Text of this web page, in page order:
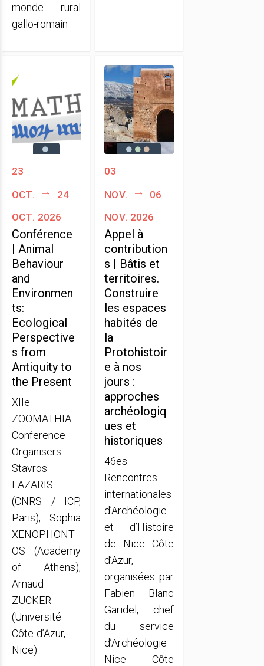
monde rural
gallo-romain
23
oct.
24
oct. 2026
Conférence
| Animal
Behaviour
and
Environmen
ts:
Ecological
Perspective
s from
Antiquity to
the Present
XIIe
ZOOMATHIA
Conference –
Organisers:
Stavros
LAZARIS
(CNRS / ICP,
Paris), Sophia
XENOPHONT
OS (Academy
of Athens),
Arnaud
ZUCKER
(Université
Côte-d’Azur,
Nice)
03
nov.
06
nov. 2026
Appel à
contribution
s | Bâtis et
territoires.
Construire
les espaces
habités de
la
Protohistoir
e à nos
jours :
approches
archéologiq
ues et
historiques
46es
Rencontres
internationales
d’Archéologie
et d’Histoire
de Nice Côte
d’Azur,
organisées par
Fabien Blanc
Garidel, chef
du service
d’Archéologie
Nice Côte